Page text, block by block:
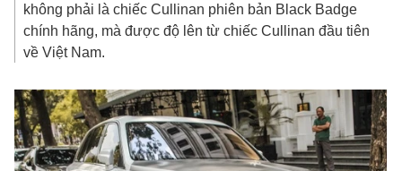
không phải là chiếc Cullinan phiên bản Black Badge
chính hãng, mà được độ lên từ chiếc Cullinan đầu tiên
về Việt Nam.